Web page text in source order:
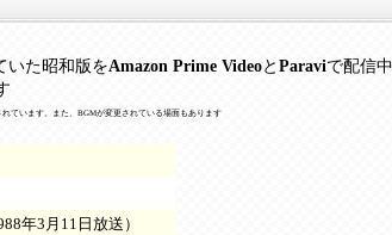
いた昭和版をAmazon Prime VideoとParaviで配信
ています。また、BGMが変更されている場面もあります
年3月11日放送）